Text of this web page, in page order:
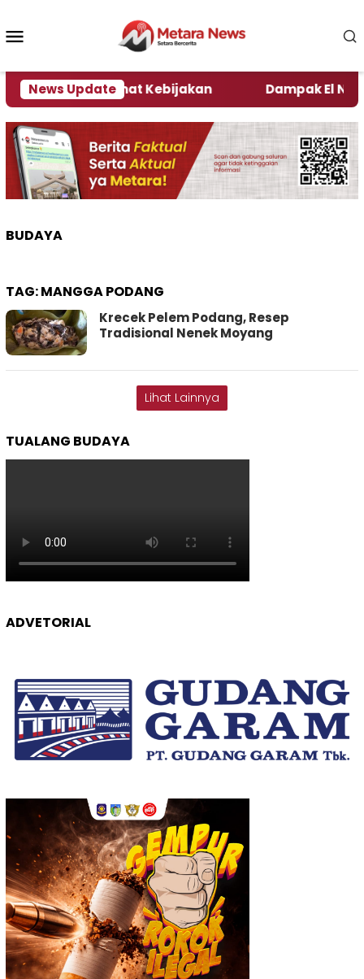
konten
News Update
Kata Pengamat Kebijakan Dampak El Nino,
BUDAYA
TAG:MANGGA PODANG
Krecek Pelem Podang, Resep
Tradisional Nenek Moyang
Lihat Lainnya
TUALANG BUDAYA
ADVETORIAL